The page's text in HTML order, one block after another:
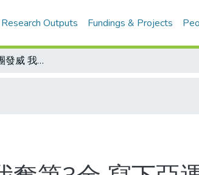
Research Outputs Fundings & Projects
廣州亞運網球男團發威 我奪第3金 寫下亞運20年來最佳戰績